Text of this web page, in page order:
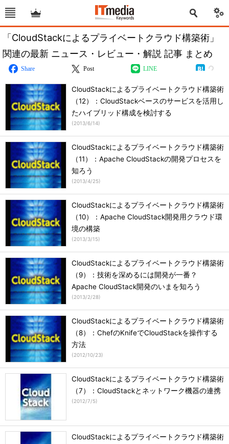
「CloudStackによるプライベートクラウド構築術」
関連の最新 ニュース・レビュー・解説 記事 まとめ
Share Post LINE
CloudStackによるプライベートクラウド構築術
（12）：CloudStackベースのサービスを活用し
たハイブリッド構成を検討する
(2013/6/14)
CloudStackによるプライベートクラウド構築術
（11）：Apache CloudStackの開発プロセスを
知ろう
(2013/4/25)
CloudStackによるプライベートクラウド構築術
（10）：Apache CloudStack開発用クラウド環
境の構築
(2013/3/15)
CloudStackによるプライベートクラウド構築術
（9）：技術を深めるには開発が一番？
Apache CloudStack開発のいまを知ろう
(2013/2/28)
CloudStackによるプライベートクラウド構築術
（8）：ChefのKnifeでCloudStackを操作する
方法
(2012/10/23)
CloudStackによるプライベートクラウド構築術
（7）：CloudStackとネットワーク機器の連携
(2012/7/5)
CloudStackによるプライベートクラウド構築術